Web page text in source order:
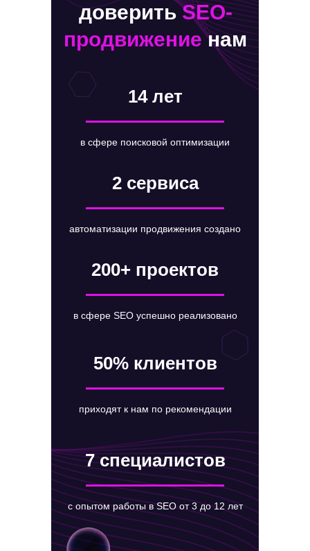
в сфере поисковой оптимизации
14 лет
2 сервиса
автоматизации продвижения создано
200+ проектов
в сфере SEO успешно реализовано
50% клиентов
7 специалистов
приходят к нам по рекомендации
с опытом работы в SEO от 3 до 12 лет
доверитьSEO-
продвижениенам